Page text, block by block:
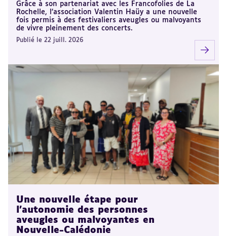
Grâce à son partenariat avec les Francofolies de La
Rochelle, l’association Valentin Haüy a une nouvelle
fois permis à des festivaliers aveugles ou malvoyants
de vivre pleinement des concerts.
Publié le 22 juill. 2026
Une nouvelle étape pour
l’autonomie des personnes
aveugles ou malvoyantes en
Nouvelle-Calédonie